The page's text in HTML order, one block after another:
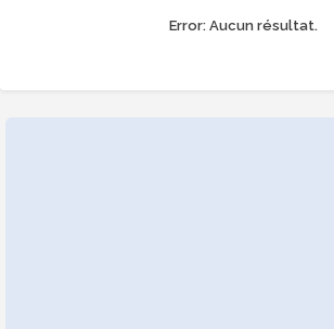
Error:Aucun résultat.